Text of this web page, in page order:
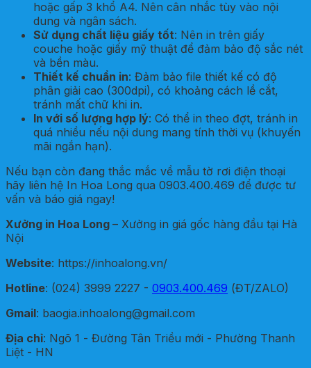
hoặc gấp 3 khổ A4. Nên cân nhắc tùy vào nội
dung và ngân sách.
Sử dụng chất liệu giấy tốt: Nên in trên giấy
couche hoặc giấy mỹ thuật để đảm bảo độ sắc nét
và bền màu.
Thiết kế chuẩn in: Đảm bảo file thiết kế có độ
phân giải cao (300dpi), có khoảng cách lề cắt,
tránh mất chữ khi in.
In với số lượng hợp lý: Có thể in theo đợt, tránh in
quá nhiều nếu nội dung mang tính thời vụ (khuyến
mãi ngắn hạn).
Nếu bạn còn đang thắc mắc về mẫu tờ rơi điện thoại
hãy liên hệ In Hoa Long qua 0903.400.469 để được tư
vấn và báo giá ngay!
Xưởng in Hoa Long – Xưởng in giá gốc hàng đầu tại Hà
Nội
Website: https://inhoalong.vn/
Hotline: (024) 3999 2227 - 0903.400.469 (ĐT/ZALO)
Gmail: baogia.inhoalong@gmail.com
Địa chỉ: Ngõ 1 - Đường Tân Triều mới - Phường Thanh
Liệt - HN